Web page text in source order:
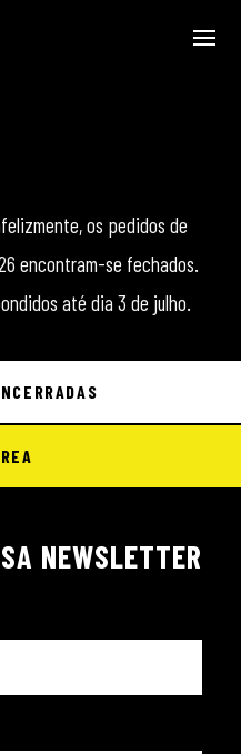
os pedidos de
encontram-se fechados.
até dia 3 de julho.
NEWSLETTER